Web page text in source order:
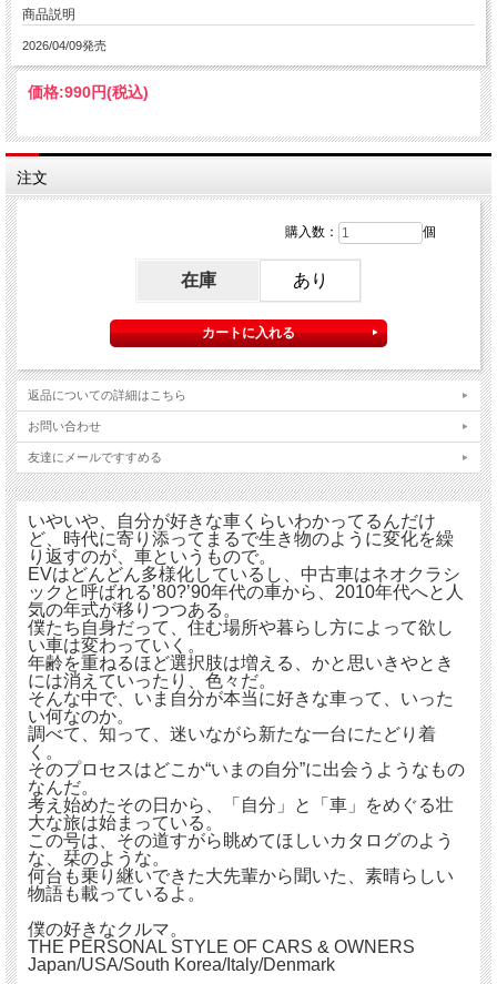
商品説明
2026/04/09発売
価格:990円(税込)
注文
購入数： 個
在庫 あり
返品についての詳細はこちら
お問い合わせ
友達にメールですすめる
いやいや、自分が好きな車くらいわかってるんだけ
ど、時代に寄り添ってまるで生き物のように変化を繰
り返すのが、車というもので。
EVはどんどん多様化しているし、中古車はネオクラシ
ックと呼ばれる’80?’90年代の車から、2010年代へと人
気の年式が移りつつある。
僕たち自身だって、住む場所や暮らし方によって欲し
い車は変わっていく。
年齢を重ねるほど選択肢は増える、かと思いきやとき
には消えていったり、色々だ。
そんな中で、いま自分が本当に好きな車って、いった
い何なのか。
調べて、知って、迷いながら新たな一台にたどり着
く。
そのプロセスはどこか“いまの自分”に出会うようなもの
なんだ。
考え始めたその日から、「自分」と「車」をめぐる壮
大な旅は始まっている。
この号は、その道すがら眺めてほしいカタログのよう
な、栞のような。
何台も乗り継いできた大先輩から聞いた、素晴らしい
物語も載っているよ。
僕の好きなクルマ。
THE PERSONAL STYLE OF CARS & OWNERS
Japan/USA/South Korea/Italy/Denmark